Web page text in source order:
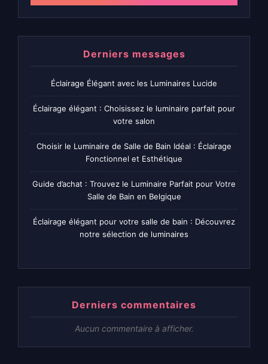
Derniers messages
Éclairage Élégant avec les Luminaires Lucide
Éclairage élégant : Choisissez le luminaire parfait pour
votre salon
Choisir le Luminaire de Salle de Bain Idéal : Éclairage
Fonctionnel et Esthétique
Guide d’achat : Trouvez le Luminaire Parfait pour Votre
Salle de Bain en Belgique
Éclairage élégant pour votre salle de bain : Découvrez
notre sélection de luminaires
Derniers commentaires
Aucun commentaire à afficher.